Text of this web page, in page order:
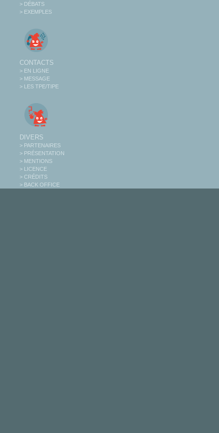
> DÉBATS
> EXEMPLES
CONTACTS
> EN LIGNE
> MESSAGE
> LES TPE/TIPE
DIVERS
> PARTENAIRES
> PRÉSENTATION
> MENTIONS
> LICENCE
> CRÉDITS
> BACK OFFICE